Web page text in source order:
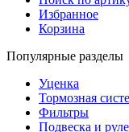
Избранное
Корзина
Популярные разделы
Уценка
Тормозная
Фильтры
Подвеска и